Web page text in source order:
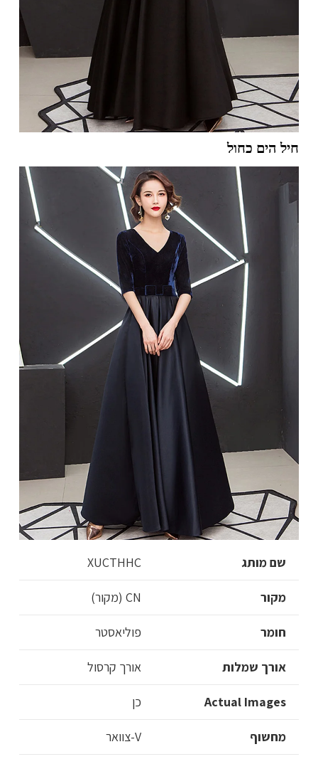
חיל הים כחול
שם מותג XUCTHHC
מקור CN (מקור)
חומר פוליאסטר
אורך שמלות אורך קרסול
Actual Images כן
מחשוף V-צוואר